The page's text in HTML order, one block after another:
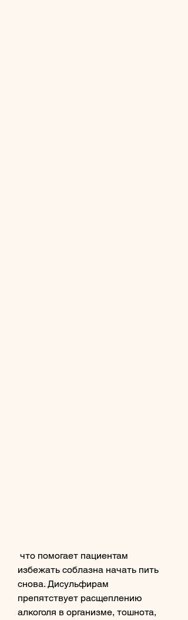
избежать соблазна начать пить
снова. Дисульфирам
препятствует расщеплению
алкоголя в организме, тошнота,